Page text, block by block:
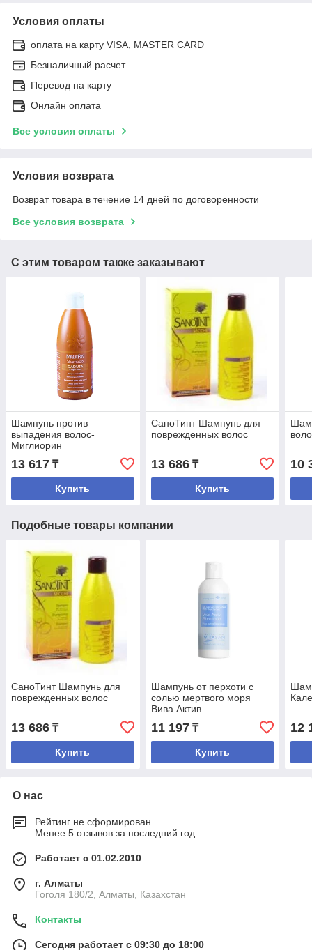
Условия оплаты
оплата на карту VISA, MASTER CARD
Безналичный расчет
Перевод на карту
Онлайн оплата
Все условия оплаты
Условия возврата
Возврат товара в течение 14 дней по договоренности
Все условия возврата
С этим товаром также заказывают
Шампунь против
выпадения волос-
Миглиорин
13 617 ₸
Купить
СаноТинт Шампунь для
поврежденных волос
13 686₸
Купить
10
Подобные товары компании
СаноТинт Шампунь для
поврежденных волос
13 686 ₸
Купить
Шампунь от перхоти с
солью мертвого моря
Вива Актив
11 197₸
Купить
12
О нас
Рейтинг не сформирован
Менее 5 отзывов за последний год
Работает с 01.02.2010
г. Алматы
Гоголя 180/2, Алматы, Казахстан
Контакты
Сегодня работает с 09:30 до 18:00